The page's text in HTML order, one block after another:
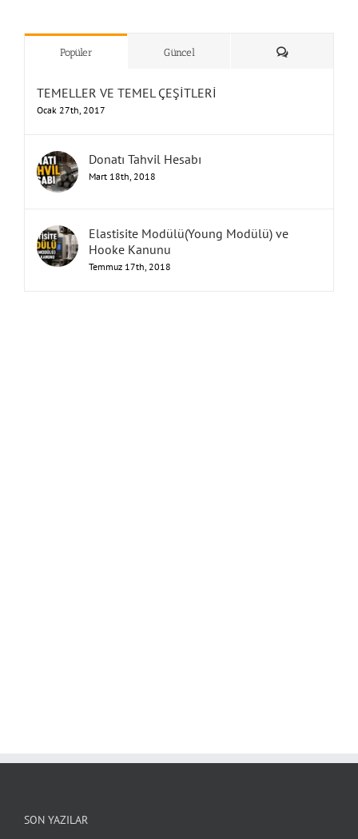
& ”Humbarahane”
Popüler Güncel Yorum
TEMELLER VE TEMEL ÇEŞİTLERİ
Ocak 27th, 2017
Donatı Tahvil Hesabı
Mart 18th, 2018
Elastisite Modülü(Young Modülü) ve
Hooke Kanunu
Temmuz 17th, 2018
SON YAZILAR